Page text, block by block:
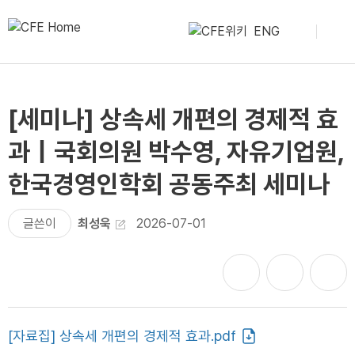
ENG
[세미나] 상속세 개편의 경제적 효
과｜국회의원 박수영, 자유기업원,
한국경영인학회 공동주최 세미나
글쓴이 최성욱 2026-07-01
[자료집] 상속세 개편의 경제적 효과.pdf